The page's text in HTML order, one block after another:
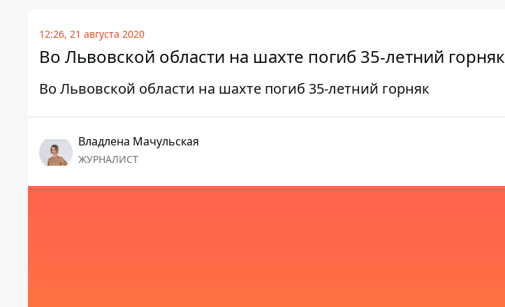
12:26, 21 августа 2020
Во Львовской области на шахте погиб 35-летний горняк
Во Львовской области на шахте погиб 35-летний горняк
Владлена Мачульская
ЖУРНАЛИСТ